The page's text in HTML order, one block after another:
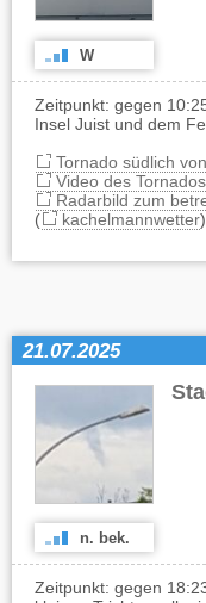
W
Zeitpunkt: gegen
Insel Juist und dem
Tornado südlich
Video des Tornados
Radarbild zum
(
kachelmannwetter)
21.07.2025
n. bek.
Zeitpunkt: gegen